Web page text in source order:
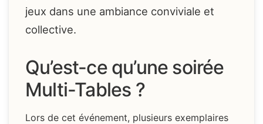
jeux dans une ambiance conviviale et
collective.
Qu’est-ce qu’une soirée
Multi-Tables ?
Lors de cet événement, plusieurs exemplaires